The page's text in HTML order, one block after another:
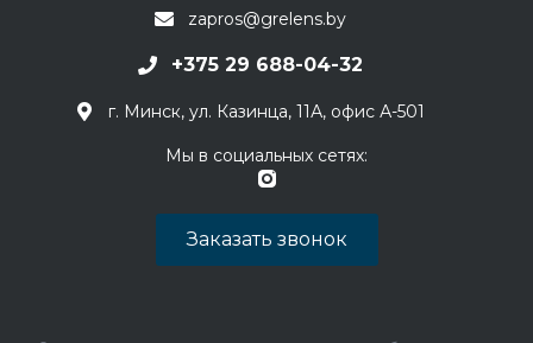
zapros@grelens.by
+375 29 688-04-32
г. Минск, ул. Казинца, 11А, офис А-501
Мы в социальных сетях:
Заказать звонок